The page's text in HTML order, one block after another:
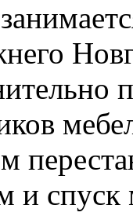
и